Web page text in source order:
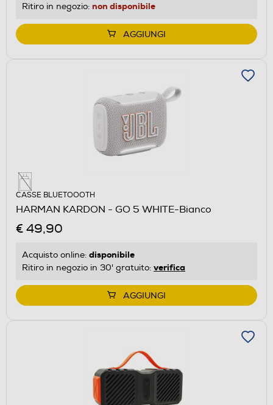
Ritiro in negozio: non disponibile
AGGIUNGI
CASSE BLUETOOOTH
HARMAN KARDON - GO 5 WHITE-Bianco
€ 49,90
Acquisto online: disponibile
Ritiro in negozio in 30' gratuito: verifica
AGGIUNGI